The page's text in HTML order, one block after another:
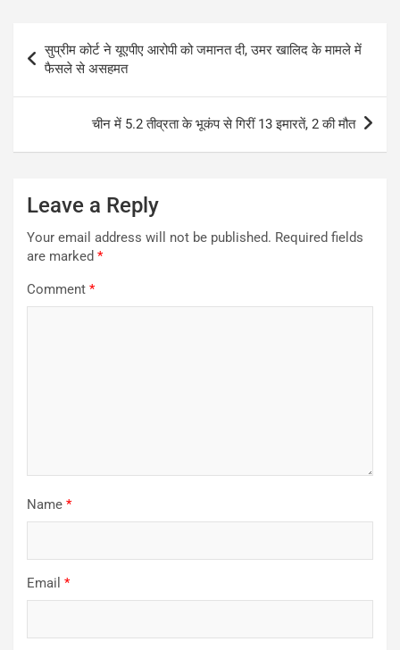
navigation
सुप्रीम कोर्ट ने यूएपीए आरोपी को जमानत दी, उमर खालिद के मामले में
फैसले से असहमत
चीन में 5.2 तीव्रता के भूकंप से गिरीं 13 इमारतें, 2 की मौत
Leave a Reply
Your email address will not be published. Required fields
are marked *
Comment *
Name *
Email *